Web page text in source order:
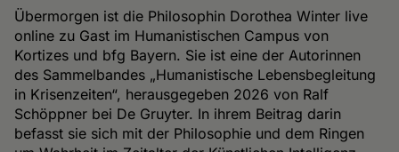
Übermorgen ist die Philosophin Dorothea Winter live
online zu Gast im Humanistischen Campus von
Kortizes und bfg Bayern. Sie ist eine der Autorinnen
des Sammelbandes „Humanistische Lebensbegleitung
in Krisenzeiten“, herausgegeben 2026 von Ralf
Schöppner bei De Gruyter. In ihrem Beitrag darin
befasst sie sich mit der Philosophie und dem Ringen